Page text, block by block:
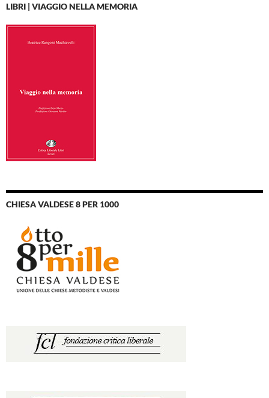
LIBRI | VIAGGIO NELLA MEMORIA
CHIESA VALDESE 8 PER 1000